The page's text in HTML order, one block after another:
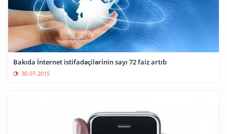
Bakıda İnternet istifadəçilərinin sayı 72 faiz artıb
30-07-2015